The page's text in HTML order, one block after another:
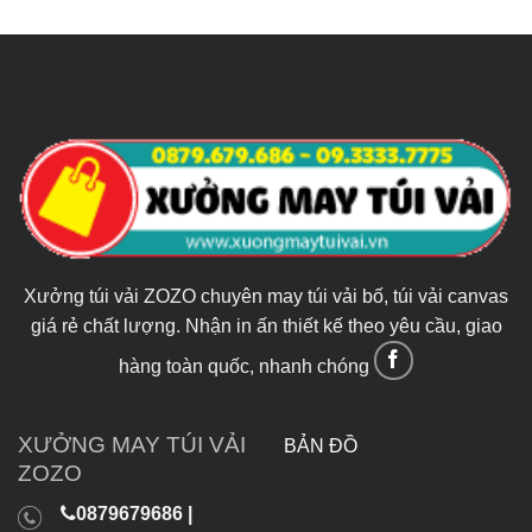
Xưởng túi vải ZOZO chuyên may túi vải bố, túi vải canvas
giá rẻ chất lượng. Nhận in ấn thiết kế theo yêu cầu, giao
hàng toàn quốc, nhanh chóng
XƯỞNG MAY TÚI VẢI
ZOZO
0879679686 |
BẢN ĐỒ